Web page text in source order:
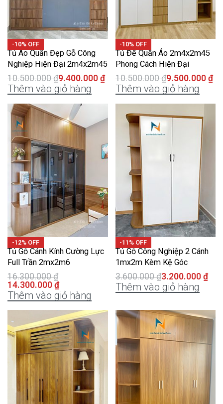
-10% OFF
Tủ Áo Quần Đẹp Gỗ Công
Nghiệp Hiện Đại 2m4x2m45
10.500.000₫9.400.000 ₫
Thêm vào giỏ hàng
-10% OFF
Tủ Để Quần Áo 2m4x2m45
Phong Cách Hiện Đại
10.500.000₫9.500.000 ₫
Thêm vào giỏ hàng
-12% OFF
Tủ Gỗ Cánh Kính Cường Lực
Full Trần 2mx2m6
16.300.000₫
14.300.000 ₫
Thêm vào giỏ hàng
-11% OFF
Tủ Gỗ Công Nghiệp 2 Cánh
1mx2m Kèm Kệ Góc
3.600.000₫3.200.000 ₫
Thêm vào giỏ hàng